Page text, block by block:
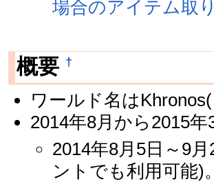
場合のアイテム取
概要 †
ワールド名は
2014年8月から2015
2014年8月5日～9
ントでも利用可能)